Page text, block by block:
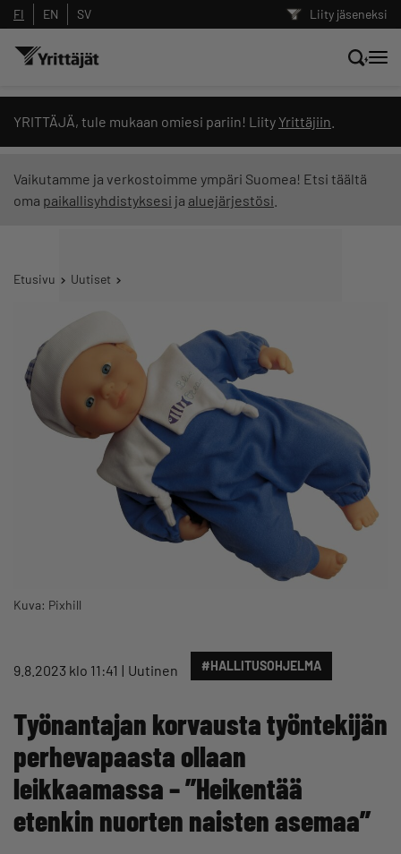
Liity jäseneksi
FI EN SV
YRITTÄJÄ, tule mukaan omiesi pariin! Liity Yrittäjiin
Vaikutamme ja verkostoimme ympäri Suomea! Etsi täältä
oma paikallisyhdistyksesi ja aluejärjestösi
Etusivu Uutiset
Kuva: Pixhill
9.8.2023 klo 11:41 Uutinen #HALLITUSOHJELMA
Työnantajan korvausta työntekijän
perhevapaasta ollaan
leikkaamassa – ”Heikentää
etenkin nuorten naisten asemaa”
Hae sivustolta tai kysy suoraan
Yrittäjien tekoälyltä
Suodata hakutuloksia: näytä kaikki sisältö